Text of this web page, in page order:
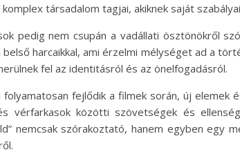
társadalom tagjai, akiknek saját
pedig nem csupán a vadállati ösztönökről
belső harcaikkal, ami érzelmi mélységet ad a
fel az identitásról és az önelfogadásról.
folyamatosan fejlődik a filmek során, új elemek
vérfarkasok közötti szövetségek és
nemcsak szórakoztató, hanem egyben egy